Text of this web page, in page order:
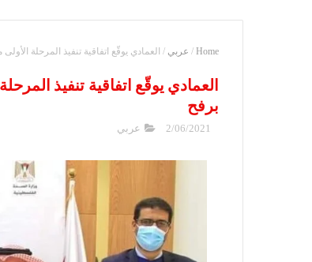
Home
/ عربي / العمادي يوقّع اتفاقية تنفيذ المرحلة
العمادي يوقّع اتفاقية تنفيذ
برفح
2/06/2021 عربي